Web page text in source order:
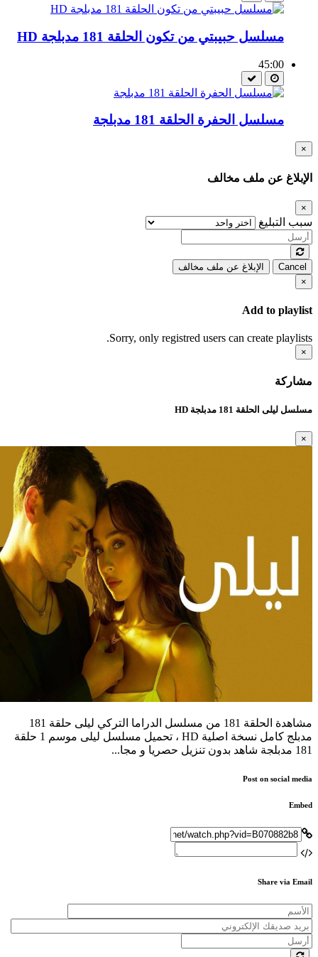
مسلسل حبيبتي من تكون الحلقة 181 مدبلجة HD
45:00
مسلسل الحفرة الحلقة 181 مدبلجة
×
الإبلاغ عن ملف مخالف
×
سبب التبليغ
Cancel
الإبلاغ عن ملف مخالف
×
Add to playlist
Sorry, only registred users can create playlists.
×
مشاركة
مسلسل ليلى الحلقة 181 مدبلجة HD
×
مشاهدة الحلقة 181 من مسلسل الدراما التركي ليلى حلقة 181
مدبلج كامل نسخة اصلية HD ، تحميل مسلسل ليلى موسم 1 حلقة
181 مدبلجة شاهد بدون تنزيل حصريا و مجا...
Post on social media
Embed
Share via Email